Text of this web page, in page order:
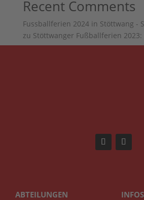
Recent Comments
Fussballferien 2024 in Stöttwang -
zu Stöttwanger Fußballferien
ABTEILUNGEN
INFOS